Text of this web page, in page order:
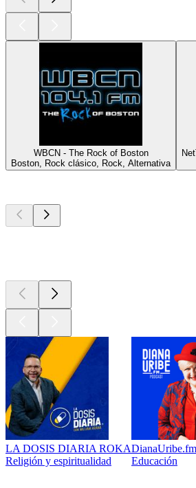
WBCN - The Rock of Boston
Boston, Rock clásico, Rock, Alternativa
LA DOSIS DIARIA ROKA
Religión y espiritualidad
DianaUribe.fm
Educación